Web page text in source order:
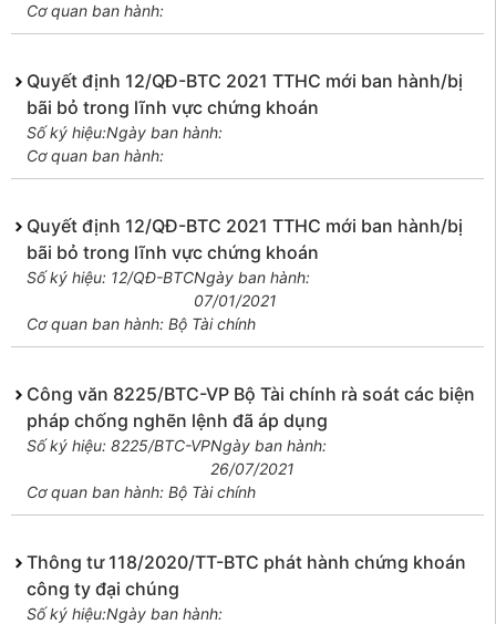
Cơ quan ban hành:
Quyết định 12/QĐ-BTC 2021 TTHC mới ban hành/bị
bãi bỏ trong lĩnh vực chứng khoán
Số ký hiệu:Ngày ban hành:
Cơ quan ban hành:
Quyết định 12/QĐ-BTC 2021 TTHC mới ban hành/bị
bãi bỏ trong lĩnh vực chứng khoán
Số ký hiệu: 12/QĐ-BTCNgày ban hành:
07/01/2021
Cơ quan ban hành: Bộ Tài chính
Công văn 8225/BTC-VP Bộ Tài chính rà soát các biện
pháp chống nghẽn lệnh đã áp dụng
Số ký hiệu: 8225/BTC-VPNgày ban hành:
26/07/2021
Cơ quan ban hành: Bộ Tài chính
Thông tư 118/2020/TT-BTC phát hành chứng khoán
công ty đại chúng
Số ký hiệu:Ngày ban hành: